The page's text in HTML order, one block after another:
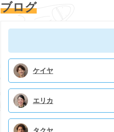
ブログ
ケイヤ
エリカ